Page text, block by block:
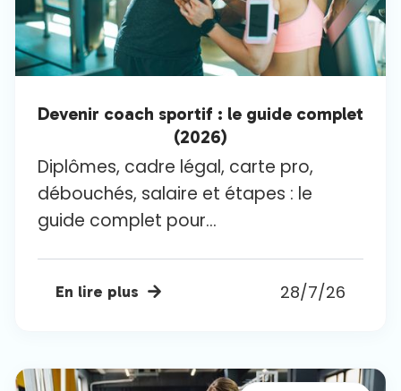
Devenir coach sportif : le guide complet
(2026)
Diplômes, cadre légal, carte pro,
débouchés, salaire et étapes : le
guide complet pour...
En lire plus  28/7/26